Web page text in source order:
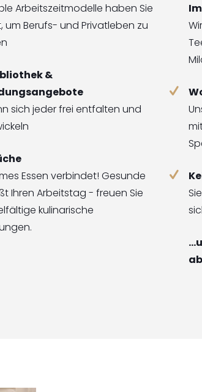
Arbeitszeitmodelle haben Sie
um Berufs- und Privatleben zu
&
sich jeder frei entfalten und
Essen verbindet! Gesunde
Ihren Arbeitstag - freuen Sie
kulinarische